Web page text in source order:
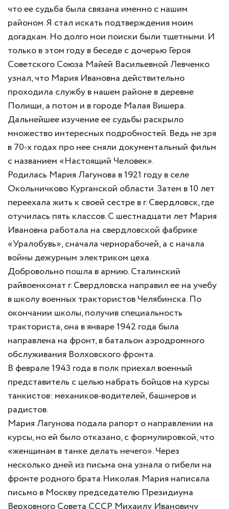
что ее судьба была связана именно с нашим
районом. Я стал искать подтверждения моим
догадкам. Но долго мои поиски были тщетными. И
только в этом году в беседе с дочерью Героя
Советского Союза Майей Васильевной Левченко
узнал, что Мария Ивановна действительно
проходила службу в нашем районе в деревне
Полищи, а потом и в городе Малая Вишера.
Дальнейшее изучение ее судьбы раскрыло
множество интересных подробностей. Ведь не зря
в 70-х годах про нее сняли документальный фильм
с названием «Настоящий Человек».
Родилась Мария Лагунова в 1921 году в селе
Окольничково Курганской области. Затем в 10 лет
переехала жить к своей сестре в г. Свердловск, где
отучилась пять классов. С шестнадцати лет Мария
Ивановна работала на свердловской фабрике
«Уралобувь», сначала чернорабочей, а с начала
войны дежурным электриком цеха.
Добровольно пошла в армию. Сталинский
райвоенкомат г. Свердловска направил ее на учебу
в школу военных трактористов Челябинска. По
окончании школы, получив специальность
тракториста, она в январе 1942 года была
направлена на фронт, в батальон аэродромного
обслуживания Волховского фронта.
В феврале 1943 года в полк приехал военный
представитель с целью набрать бойцов на курсы
танкистов: механиков-водителей, башнеров и
радистов.
Мария Лагунова подала рапорт о направлении на
курсы, но ей было отказано, с формулировкой, что
«женщинам в танке делать нечего». Через
несколько дней из письма она узнала о гибели на
фронте родного брата Николая. Мария написала
письмо в Москву председателю Президиума